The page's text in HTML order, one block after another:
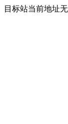
目标站当前地址